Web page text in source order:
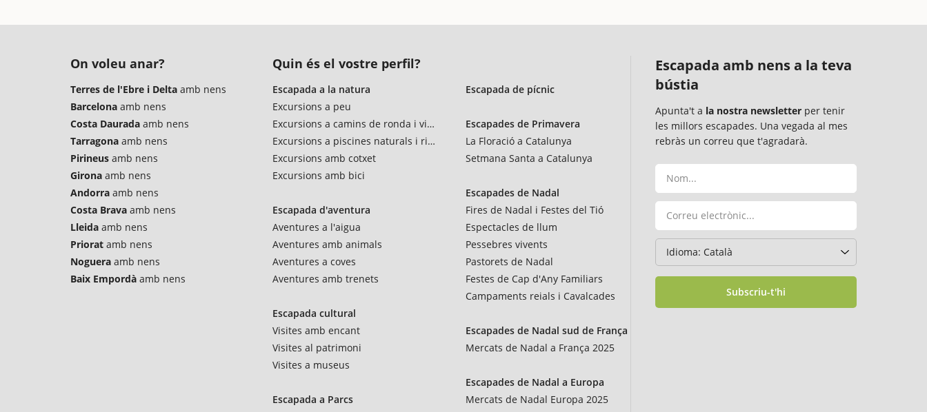
On voleu anar?
Terres de l'Ebre i Delta amb nens
Barcelona amb nens
Costa Daurada amb nens
Tarragona amb nens
Pirineus amb nens
Girona amb nens
Andorra amb nens
Costa Brava amb nens
Lleida amb nens
Priorat amb nens
Noguera amb nens
Baix Empordà amb nens
Quin és el vostre perfil?
Escapada a la natura
Excursions a peu
Excursions a camins de ronda i vies verdes
Excursions a piscines naturals i rius
Excursions amb cotxet
Excursions amb bici
Escapada d'aventura
Aventures a l'aigua
Aventures amb animals
Aventures a coves
Aventures amb trenets
Escapada cultural
Visites amb encant
Visites al patrimoni
Visites a museus
Escapada a Parcs
Escapada de pícnic
Escapades de Primavera
La Floració a Catalunya
Setmana Santa a Catalunya
Escapades de Nadal
Fires de Nadal i Festes del Tió
Espectacles de llum
Pessebres vivents
Pastorets de Nadal
Festes de Cap d'Any Familiars
Campaments reials i Cavalcades
Escapades de Nadal sud de França
Mercats de Nadal a França 2025
Escapades de Nadal a Europa
Mercats de Nadal Europa 2025
Escapada amb nens a la teva
bústia
Apunta't a la nostra newsletter per tenir
les millors escapades. Una vegada al mes
rebràs un correu que t'agradarà.
Subscriu-t'hi